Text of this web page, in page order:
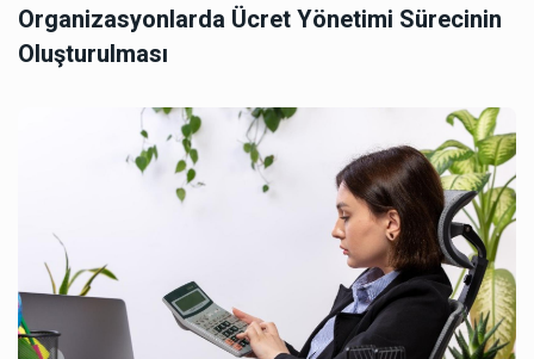
Organizasyonlarda Ücret Yönetimi Sürecinin
Oluşturulması